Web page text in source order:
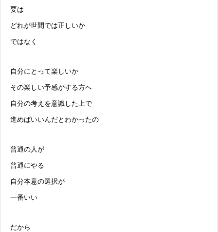
要は
どれが世間では正しいか
ではなく
自分にとって楽しいか
その楽しい予感がする方へ
自分の考えを意識した上で
進めばいいんだとわかったの
普通の人が
普通にやる
自分本意の選択が
一番いい
だから